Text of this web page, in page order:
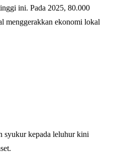
ini. Pada 2025, 80.000
menggerakkan ekonomi lokal
syukur kepada leluhur kini